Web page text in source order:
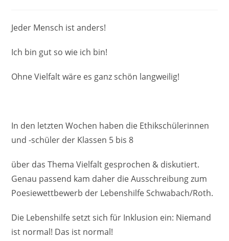
Jeder Mensch ist anders!
Ich bin gut so wie ich bin!
Ohne Vielfalt wäre es ganz schön langweilig!
In den letzten Wochen haben die Ethikschülerinnen
und -schüler der Klassen 5 bis 8
über das Thema Vielfalt gesprochen & diskutiert.
Genau passend kam daher die Ausschreibung zum
Poesiewettbewerb der Lebenshilfe Schwabach/Roth.
Die Lebenshilfe setzt sich für Inklusion ein: Niemand
ist normal! Das ist normal!